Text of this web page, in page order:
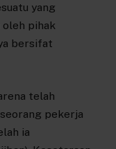
yang
oleh pihak
bersifat
telah
pekerja
ia